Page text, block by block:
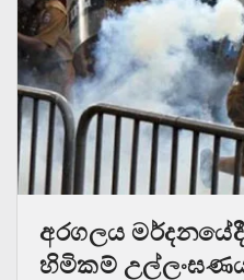
අරගලය
හිමිකම් උල්ලංඝණය